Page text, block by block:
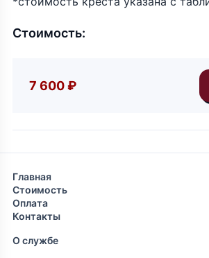
Стоимость:
7 600 ₽
Главная
Стоимость
Оплата
Контакты
О службе